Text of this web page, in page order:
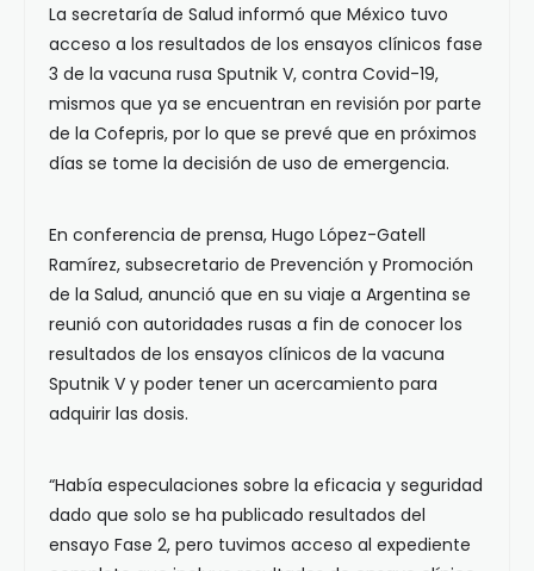
La secretaría de Salud informó que México tuvo
acceso a los resultados de los ensayos clínicos fase
3 de la vacuna rusa Sputnik V, contra Covid-19,
mismos que ya se encuentran en revisión por parte
de la Cofepris, por lo que se prevé que en próximos
días se tome la decisión de uso de emergencia.
En conferencia de prensa, Hugo López-Gatell
Ramírez, subsecretario de Prevención y Promoción
de la Salud, anunció que en su viaje a Argentina se
reunió con autoridades rusas a fin de conocer los
resultados de los ensayos clínicos de la vacuna
Sputnik V y poder tener un acercamiento para
adquirir las dosis.
“Había especulaciones sobre la eficacia y seguridad
dado que solo se ha publicado resultados del
ensayo Fase 2, pero tuvimos acceso al expediente